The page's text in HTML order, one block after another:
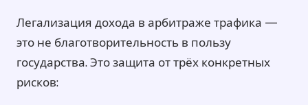
Легализация дохода в арбитраже трафика —
это не благотворительность в пользу
государства. Это защита от трёх конкретных
рисков: